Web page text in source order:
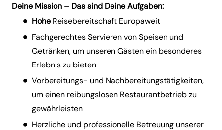
Deine Mission – Das sind Deine Aufgaben:
Hohe Reisebereitschaft Europaweit
Fachgerechtes Servieren von Speisen und
Getränken, um unseren Gästen ein besonderes
Erlebnis zu bieten
Vorbereitungs- und Nachbereitungstätigkeiten,
um einen reibungslosen Restaurantbetrieb zu
gewährleisten
Herzliche und professionelle Betreuung unserer